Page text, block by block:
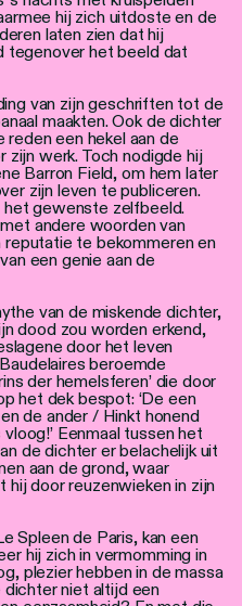
hij zich uitdoste en de
laten zien dat hij
tegenover het beeld dat
van zijn geschriften tot de
maakten. Ook de dichter
een hekel aan de
zijn werk. Toch nodigde hij
Barron Field, om hem later
zijn leven te publiceren.
gewenste zelfbeeld.
andere woorden van
reputatie te bekommeren en
een genie aan de
van de miskende dichter,
dood zou worden erkend,
door het leven
beroemde
der hemelsferen’ die door
het dek bespot: ‘De een
de ander / Hinkt honend
Eenmaal tussen het
de dichter er belachelijk uit
aan de grond, waar
door reuzenwieken in zijn
Spleen de Paris, kan een
hij zich in vermomming in
plezier hebben in de massa
dichter niet altijd een